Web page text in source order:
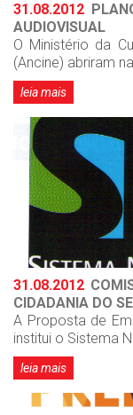
31.08.2012
AUDIOVISUAL
O Ministério da
(Ancine) abriram
leia mais
31.08.2012
CIDADANIA DO
A Proposta de
institui o Sistema
leia mais